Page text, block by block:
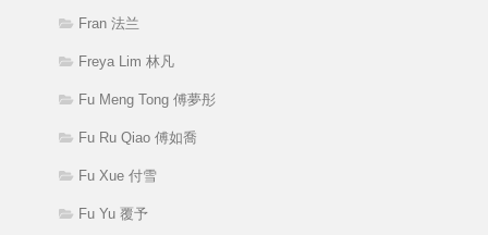
Fran 法兰
Freya Lim 林凡
Fu Meng Tong 傅夢彤
Fu Ru Qiao 傅如喬
Fu Xue 付雪
Fu Yu 覆予